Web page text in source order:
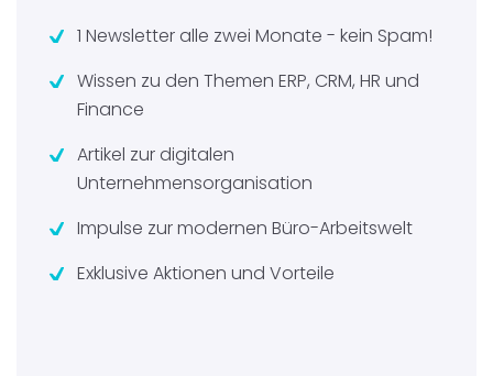
1 Newsletter alle zwei Monate - kein Spam!
Wissen zu den Themen ERP, CRM, HR und
Finance
Artikel zur digitalen
Unternehmensorganisation
Impulse zur modernen Büro-Arbeitswelt
Exklusive Aktionen und Vorteile